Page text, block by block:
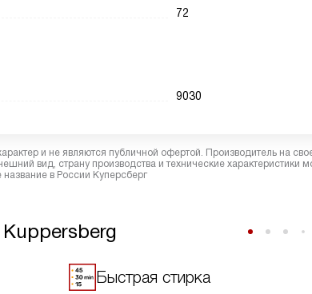
72
9030
и не являются публичной офертой. Производитель на
вид, страну производства и технические характеристики
в России Куперсберг
Быстрая стирка